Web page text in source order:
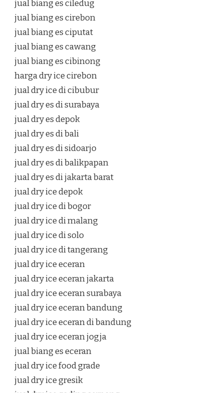
jual biang es ciledug
jual biang es cirebon
jual biang es ciputat
jual biang es cawang
jual biang es cibinong
harga dry ice cirebon
jual dry ice di cibubur
jual dry es di surabaya
jual dry es depok
jual dry es di bali
jual dry es di sidoarjo
jual dry es di balikpapan
jual dry es di jakarta barat
jual dry ice depok
jual dry ice di bogor
jual dry ice di malang
jual dry ice di solo
jual dry ice di tangerang
jual dry ice eceran
jual dry ice eceran jakarta
jual dry ice eceran surabaya
jual dry ice eceran bandung
jual dry ice eceran di bandung
jual dry ice eceran jogja
jual biang es eceran
jual dry ice food grade
jual dry ice gresik